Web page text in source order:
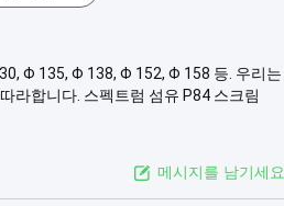
Φ 135, Φ 138, Φ 152, Φ 158 등. 우리는
라합니다. 스펙트럼 섬유 P84 스크림
메시지를 남기세요